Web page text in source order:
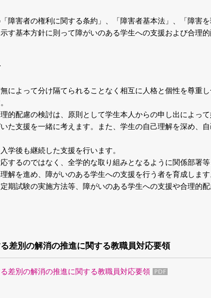
障害者の権利に関する条約」、「障害者基本法」、「障害
す基本方針に則って障がいのある学生への支援および合理的
によって分け隔てられることなく相互に人格と個性を尊重
的配慮の検討は、原則として学生本人からの申し出によっ
た支援を一緒に考えます。また、学生の自己理解を深め、
学後も継続した支援を行います。
するのではなく、全学的な取り組みとなるように関係部署
解を進め、障がいのある学生への支援を行う者を育成します
期試験の実施方法等、障がいのある学生への支援や合理的
差別の解消の推進に関する教職員対応要領
差別の解消の推進に関する教職員対応要領